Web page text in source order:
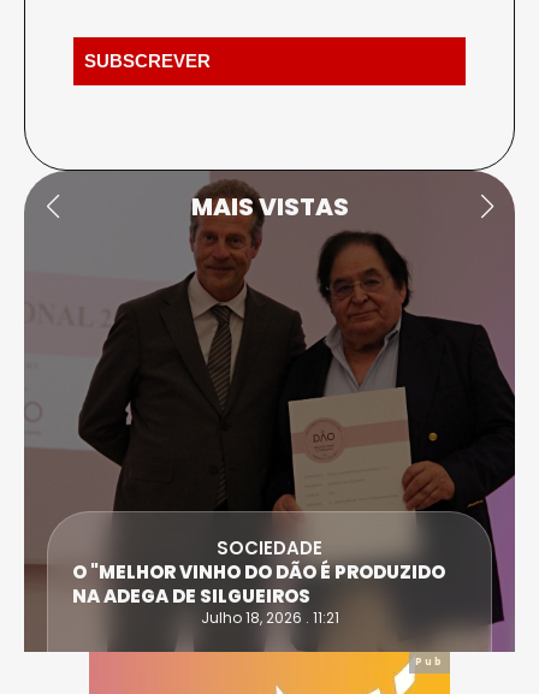
MAIS VISTAS
SOCIEDADE
O "MELHOR VINHO DO DÃO É PRODUZIDO
NA ADEGA DE SILGUEIROS
Julho 18, 2026 . 11:21
Pub